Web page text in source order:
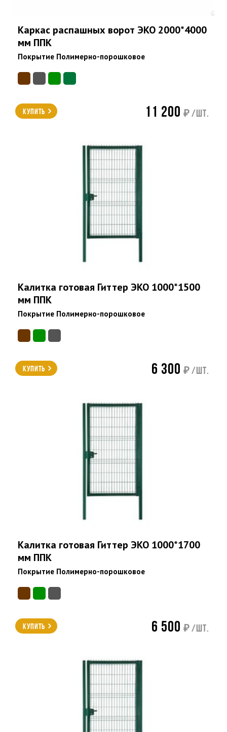
Каркас распашных ворот ЭКО 2000*4000
мм ППК
Покрытие Полимерно-порошковое
Купить 11 200 ₽ /шт.
Калитка готовая Гиттер ЭКО 1000*1500
мм ППК
Покрытие Полимерно-порошковое
Купить 6 300 ₽ /шт.
Калитка готовая Гиттер ЭКО 1000*1700
мм ППК
Покрытие Полимерно-порошковое
Купить 6 500 ₽ /шт.